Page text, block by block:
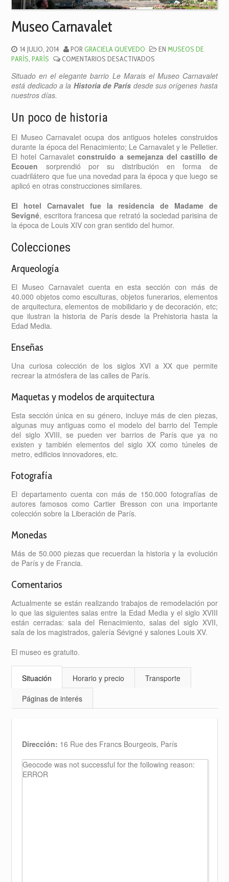
Museo Carnavalet
14 JULIO, 2014 PORGRACIELA QUEVEDO ENMUSEOS DE
PARÍS,PARÍS COMENTARIOS DESACTIVADOS
CARNAVALET
Situado en el elegante barrio Le Marais el Museo Carnavalet
está dedicado a la Historia de París desde sus orígenes hasta
nuestros días.
Un poco de historia
El Museo Carnavalet ocupa dos antiguos hoteles construidos
durante la época del Renacimiento; Le Carnavalet y le Pelletier.
El hotel Carnavaletconstruido a semejanza del castillo de
Ecouen sorprendió por su distribución en forma de
cuadrilátero que fue una novedad para la época y que luego se
aplicó en otras construcciones similares.
El hotel Carnavalet fue la residencia de Madame de
Sevigné, escritora francesa que retrató la sociedad parisina de
la época de Louis XIV con gran sentido del humor.
Colecciones
Arqueología
El Museo Carnavalet cuenta en esta sección con más de
40.000 objetos como esculturas, objetos funerarios, elementos
de arquitectura, elementos de mobilidario y de decoración, etc;
que ilustran la historia de París desde la Prehistoria hasta la
Edad Media.
Enseñas
Una curiosa colección de los siglos XVI a XX que permite
recrear la atmósfera de las calles de París.
Maquetas y modelos de arquitectura
Esta sección única en su género, incluye más de cien piezas,
algunas muy antiguas como el modelo del barrio del Temple
del siglo XVIII, se pueden ver barrios de París que ya no
existen y también elementos del siglo XX como túneles de
metro, edificios innovadores, etc.
Fotografía
El departamento cuenta con más de 150.000 fotografías de
autores famosos como Cartier Bresson con una importante
colección sobre la Liberación de París.
Monedas
Más de 50.000 piezas que recuerdan la historia y la evolución
de París y de Francia.
Comentarios
Actualmente se están realizando trabajos de remodelación por
lo que las siguientes salas entre la Edad Media y el siglo XVIII
están cerradas: sala del Renacimiento, salas del siglo XVII,
sala de los magistrados, galería Sévigné y salones Louis XV.
El museo es gratuito.
Situación Horario y precio
Transporte
Páginas de interés
Dirección: 16 Rue des Francs Bourgeois, París
Geocode was not successful for the following reason:
ERROR